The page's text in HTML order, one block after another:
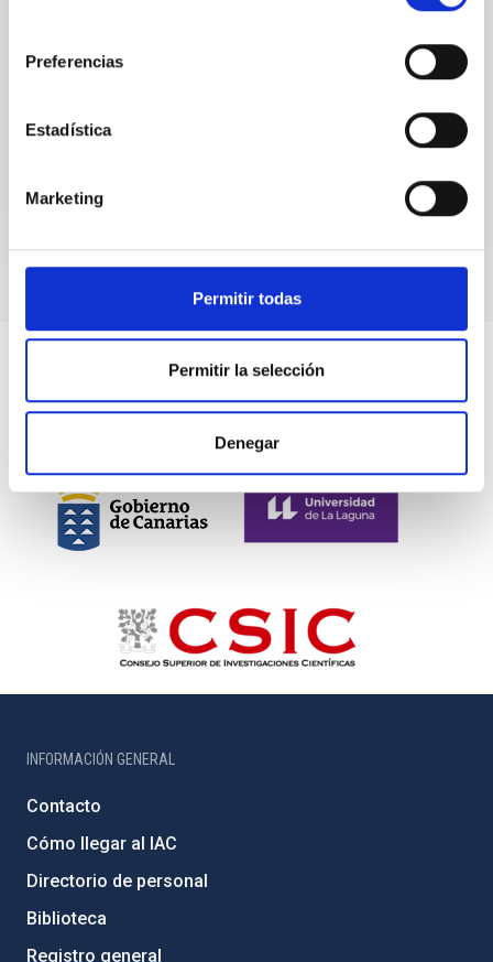
Preferencias
Estadística
Marketing
Permitir todas
Permitir la selección
Denegar
actividades de formación, intercambio de alumnos,
asesoramiento e investigación
INFORMACIÓN GENERAL
Contacto
Cómo llegar al IAC
Directorio de personal
Biblioteca
Registro general